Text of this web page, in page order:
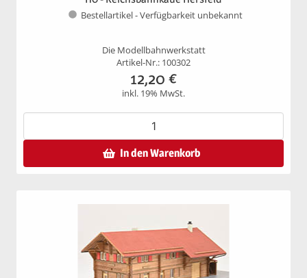
Bestellartikel - Verfügbarkeit unbekannt
Die Modellbahnwerkstatt
Artikel-Nr.: 100302
12,20 €
inkl. 19% MwSt.
In den Warenkorb